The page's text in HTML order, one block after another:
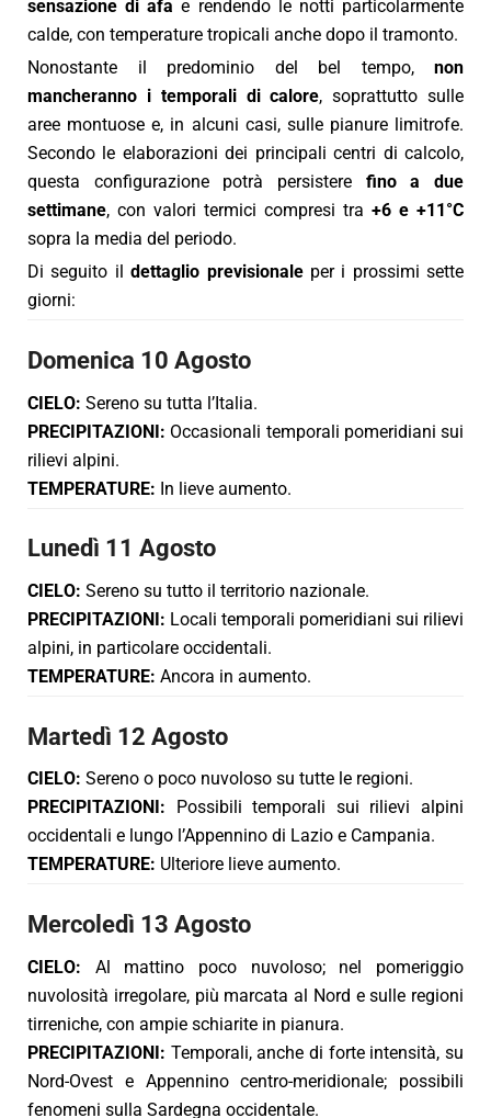
sensazione di afa e rendendo le notti particolarmente
calde, con temperature tropicali anche dopo il tramonto.
Nonostante il predominio del bel tempo, non
mancheranno i temporali di calore, soprattutto sulle
aree montuose e, in alcuni casi, sulle pianure limitrofe.
Secondo le elaborazioni dei principali centri di calcolo,
questa configurazione potrà persistere fino a due
settimane, con valori termici compresi tra +6 e +11°C
sopra la media del periodo.
Di seguito ildettaglio previsionaleper i prossimi sette
giorni:
Domenica 10 Agosto
CIELO: Sereno su tutta l’Italia.
PRECIPITAZIONI: Occasionali temporali pomeridiani sui
rilievi alpini.
TEMPERATURE: In lieve aumento.
Lunedì 11 Agosto
CIELO: Sereno su tutto il territorio nazionale.
PRECIPITAZIONI: Locali temporali pomeridiani sui rilievi
alpini, in particolare occidentali.
TEMPERATURE: Ancora in aumento.
Martedì 12 Agosto
CIELO: Sereno o poco nuvoloso su tutte le regioni.
PRECIPITAZIONI: Possibili temporali sui rilievi alpini
occidentali e lungo l’Appennino di Lazio e Campania.
TEMPERATURE: Ulteriore lieve aumento.
Mercoledì 13 Agosto
CIELO: Al mattino poco nuvoloso; nel pomeriggio
nuvolosità irregolare, più marcata al Nord e sulle regioni
tirreniche, con ampie schiarite in pianura.
PRECIPITAZIONI: Temporali, anche di forte intensità, su
Nord-Ovest e Appennino centro-meridionale; possibili
fenomeni sulla Sardegna occidentale.